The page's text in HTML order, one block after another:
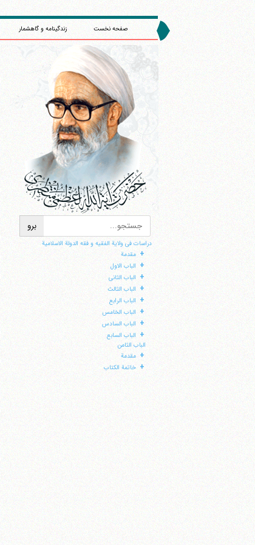
صفحه نخست زندگینامه و گاهشمار
دراسات فی ولایة الفقیه و فقه الدولة الاسلامیة
+ مقدمة
+ الباب الاول
+ الباب الثانی
+ الباب الثالث
+ الباب الرابع
+ الباب الخامس
+ الباب السادس
+ الباب السابع
الباب الثامن
+ مقدمة
+ خاتمة الکتاب